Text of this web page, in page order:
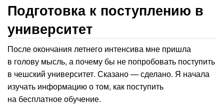
Подготовка к поступлению в
университет
После окончания летнего интенсива мне пришла
в голову мысль, а почему бы не попробовать поступить
в чешский университет. Сказано — сделано. Я начала
изучать информацию о том, как поступить
на бесплатное обучение.